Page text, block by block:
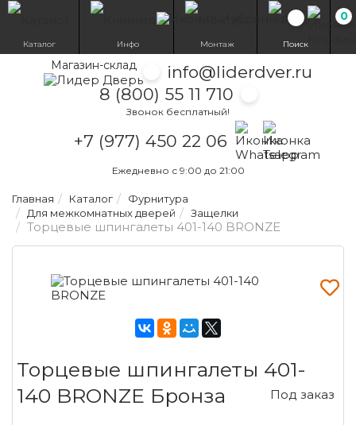
Магазин-склад
info@liderdver.ru
8 (800) 55 11 710
Звонок бесплатный!
+7 (977) 450 22 06
Написать на
Написать на
Ежедневно с 9:00 до 21:00
0
Каталог Инфо Монтаж Поиск
Главная Каталог
Фурнитура
Для межкомнатных дверей
Защелки
Торцевые шпингалеты 401-140 BRONZE
Торцевые шпингалеты 401-
140 BRONZE Бронза
Под заказ